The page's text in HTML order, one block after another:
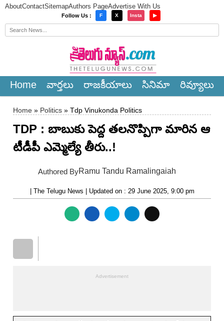
AboutContactSitemapAuthors PageAdvertise With Us
Follow Us : F X Insta ▶
Home వార్త‌లు రాజ‌కీయాలు సినిమా రివ్యూలు
Home » Politics » Tdp Vinukonda Politics
TDP : బాబుకు పెద్ద త‌ల‌నొప్పిగా మారిన ఆ
టీడీపీ ఎమ్మెల్యే తీరు..!
Authored ByRamu Tandu Ramalingaiah
| The Telugu News | Updated on : 29 June 2025, 9:00 pm